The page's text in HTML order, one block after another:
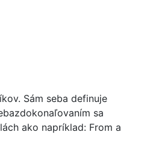
Sám seba definuje
sa
ako napríklad: From a